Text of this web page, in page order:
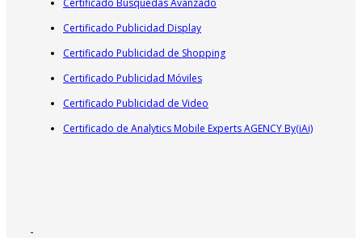
Certificado Publicidad Display
Certificado Publicidad de Shopping
Certificado Publicidad Móviles
Certificado Publicidad de Video
Certificado de Analytics Mobile Experts AGENCY By(iAi)